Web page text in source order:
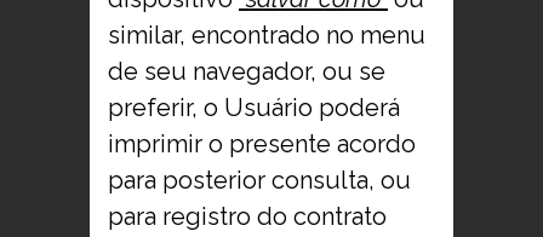
similar, encontrado no menu
de seu navegador, ou se
preferir, o Usuário poderá
imprimir o presente acordo
para posterior consulta, ou
para registro do contrato